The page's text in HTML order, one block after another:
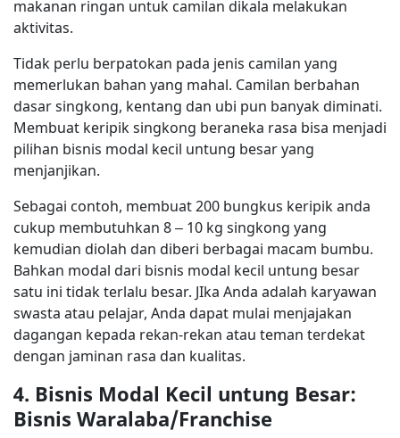
makanan ringan untuk camilan dikala melakukan
aktivitas.
Tidak perlu berpatokan pada jenis camilan yang
memerlukan bahan yang mahal. Camilan berbahan
dasar singkong, kentang dan ubi pun banyak diminati.
Membuat keripik singkong beraneka rasa bisa menjadi
pilihan bisnis modal kecil untung besar yang
menjanjikan.
Sebagai contoh, membuat 200 bungkus keripik anda
cukup membutuhkan 8 – 10 kg singkong yang
kemudian diolah dan diberi berbagai macam bumbu.
Bahkan modal dari bisnis modal kecil untung besar
satu ini tidak terlalu besar. JIka Anda adalah karyawan
swasta atau pelajar, Anda dapat mulai menjajakan
dagangan kepada rekan-rekan atau teman terdekat
dengan jaminan rasa dan kualitas.
4. Bisnis Modal Kecil untung Besar:
Bisnis Waralaba/Franchise